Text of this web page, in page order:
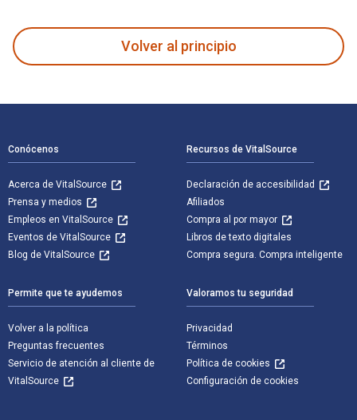
Volver al principio
Conócenos
Acerca de VitalSource
Prensa y medios
Empleos en VitalSource
Eventos de VitalSource
Blog de VitalSource
Recursos de VitalSource
Declaración de accesibilidad
Afiliados
Compra al por mayor
Libros de texto digitales
Compra segura. Compra inteligente
Permite que te ayudemos
Volver a la política
Preguntas frecuentes
Servicio de atención al cliente de
VitalSource
Valoramos tu seguridad
Privacidad
Términos
Política de cookies
Configuración de cookies